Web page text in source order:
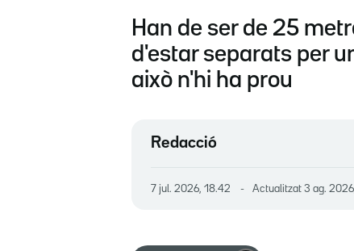
Han de ser de 25
d'estar separats per
això n'hi ha prou
Redacció
7 jul. 2026, 18.42 Actualitzat 3 ag.